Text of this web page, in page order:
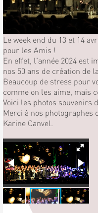
Le week end du 13 et 14
pour les Amis !
En effet, l'année 2024 est
nos 50 ans de création de
Beaucoup de stress pour
comme on les aime, mais
Voici les photos souvenirs
Merci à nos photographes
Karine Canvel.